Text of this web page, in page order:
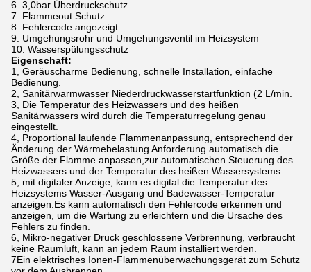
6. 3,0bar Überdruckschutz
7. Flammeout Schutz
8. Fehlercode angezeigt
9. Umgehungsrohr und Umgehungsventil im Heizsystem
10. Wasserspülungsschutz
Eigenschaft:
1, Geräuscharme Bedienung, schnelle Installation, einfache
Bedienung.
2, Sanitärwarmwasser Niederdruckwasserstartfunktion (2 L/min.
3, Die Temperatur des Heizwassers und des heißen
Sanitärwassers wird durch die Temperaturregelung genau
eingestellt.
4, Proportional laufende Flammenanpassung, entsprechend der
Änderung der Wärmebelastung Anforderung automatisch die
Größe der Flamme anpassen,zur automatischen Steuerung des
Heizwassers und der Temperatur des heißen Wassersystems.
5, mit digitaler Anzeige, kann es digital die Temperatur des
Heizsystems Wasser-Ausgang und Badewasser-Temperatur
anzeigen.Es kann automatisch den Fehlercode erkennen und
anzeigen, um die Wartung zu erleichtern und die Ursache des
Fehlers zu finden.
6, Mikro-negativer Druck geschlossene Verbrennung, verbraucht
keine Raumluft, kann an jedem Raum installiert werden.
7Ein elektrisches Ionen-Flammenüberwachungsgerät zum Schutz